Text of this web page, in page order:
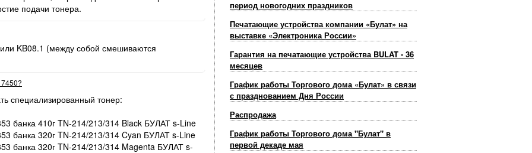
подачи тонера.
KB08.1 (между собой смешиваются
специализированный тонер:
банка 410г TN-214/213/314 Black БУЛАТ s-Line
банка 320г TN-214/213/314 Cyan БУЛАТ s-Line
банка 320г TN-214/213/314 Magenta БУЛАТ s-
период новогодних праздников
Печатающие устройства компании «Булат» на
выставке «Электроника России»
Гарантия на печатающие устройства BULAT - 36
месяцев
График работы Торгового дома «Булат» в связи
с празднованием Дня России
Распродажа
График работы Торгового дома "Булат" в
первой декаде мая